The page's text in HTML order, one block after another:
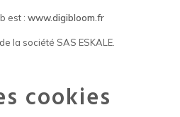
est : www.digibloom.fr
la société SAS ESKALE.
cookies